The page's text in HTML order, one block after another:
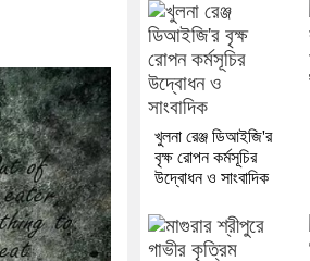
খুলনা রেঞ্জ ডিআইজি'র
বৃক্ষ রোপন কর্মসূচির
উদ্বোধন ও সাংবাদিক